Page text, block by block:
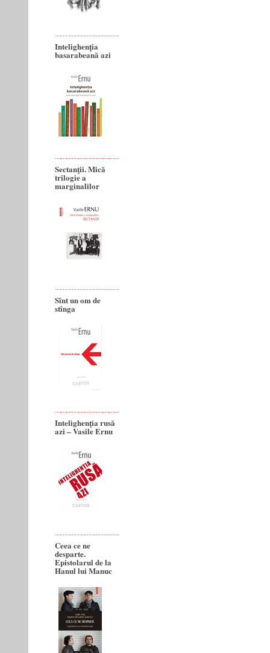
Intelighenția
basarabeană azi
Sectanţii. Mică
trilogie a
marginalilor
Sînt un om de
stînga
Intelighenţia rusă
azi – Vasile Ernu
Ceea ce ne
desparte.
Epistolarul de la
Hanul lui Manuc